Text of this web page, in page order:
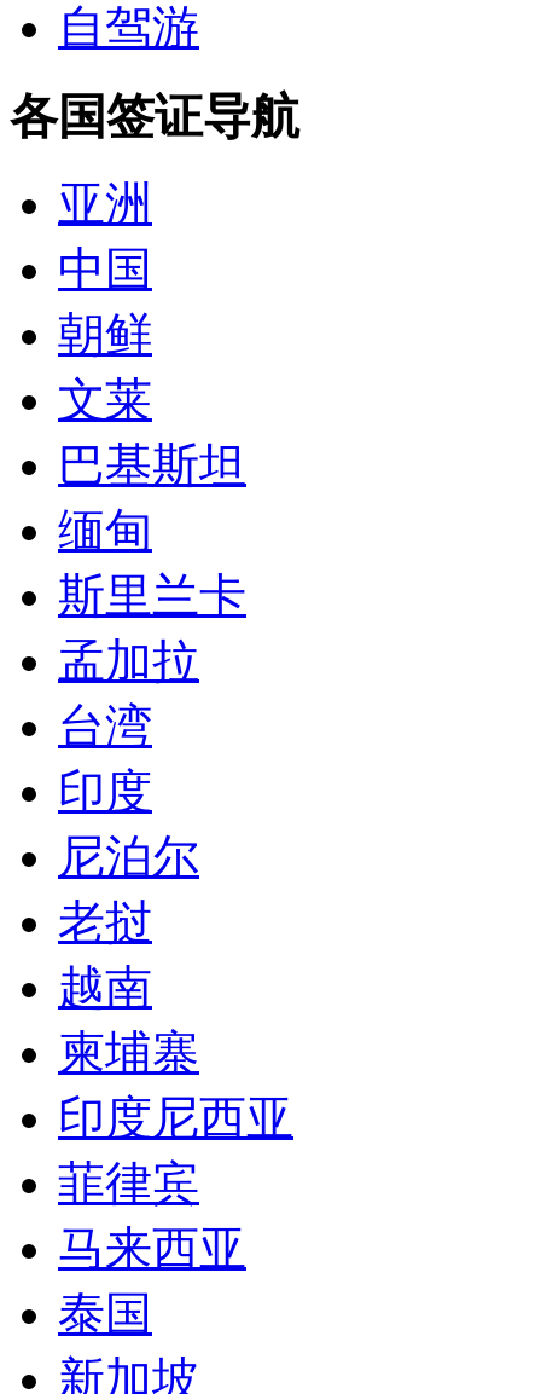
自驾游
各国签证导航
亚洲
中国
朝鲜
文莱
巴基斯坦
缅甸
斯里兰卡
孟加拉
台湾
印度
尼泊尔
老挝
越南
柬埔寨
印度尼西亚
菲律宾
马来西亚
泰国
新加坡